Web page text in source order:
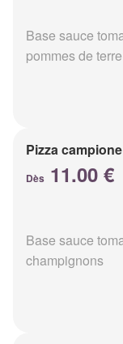
Base sauce
pommes de terre
Pizza campione
Dès 11.00 €
Base sauce
champignons